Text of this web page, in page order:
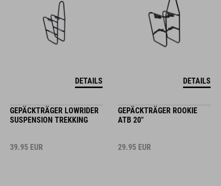
DETAILS DETAILS
GEPÄCKTRÄGER LOWRIDER
SUSPENSION TREKKING
39.95 EUR
GEPÄCKTRÄGER ROOKIE
ATB 20"
29.95 EUR